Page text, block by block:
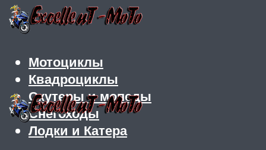
Мотоциклы
Квадроциклы
Скутеры и мопеды
Снегоходы
Лодки и Катера